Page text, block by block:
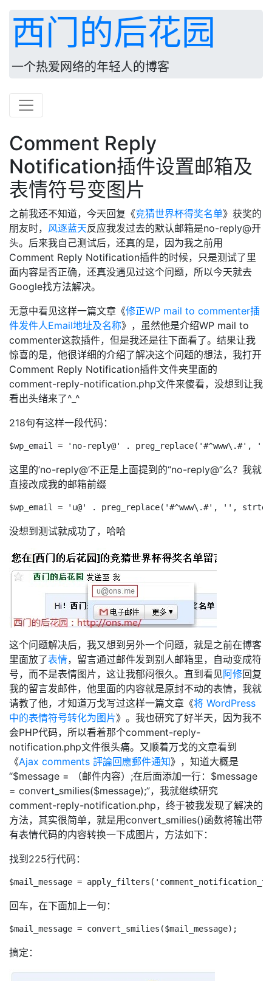
西门的后花园
一个热爱网络的年轻人的博客
Comment Reply
Notification插件设置邮箱及
表情符号变图片
之前我还不知道，今天回复《竞猜世界杯得奖名单》获奖的
朋友时， 风逐蓝天反应我发过去的默认邮箱是no-reply@开
头。后来我自己测试后，还真的是，因为我之前用
Comment Reply Notification插件的时候，只是测试了里
面内容是否正确，还真没遇见过这个问题，所以今天就去
Google找方法解决。
无意中看见这样一篇文章《修正WP mail to commenter插
件发件人Email地址及名称》，虽然他是介绍WP mail to
commenter这款插件，但是我还是往下面看了。结果让我
惊喜的是，他很详细的介绍了解决这个问题的想法，我打开
Comment Reply Notification插件文件夹里面的
comment-reply-notification.php文件来傻看，没想到让我
看出头绪来了^_^
218句有这样一段代码：
这里的’no-reply@’不正是上面提到的“no-reply@”么？我就
直接改成我的邮箱前缀
没想到测试就成功了，哈哈
这个问题解决后，我又想到另外一个问题，就是之前在博客
里面放了表情，留言通过邮件发到别人邮箱里，自动变成符
号，而不是表情图片，这让我郁闷很久。直到看见阿修回复
我的留言发邮件，他里面的内容就是原封不动的表情，我就
请教了他，才知道万戈写过这样一篇文章《将 WordPress
中的表情符号转化为图片》。我也研究了好半天，因为我不
会PHP代码，所以看着那个comment-reply-
notification.php文件很头痛。又顺着万戈的文章看到
《Ajax comments 評論回應郵件通知》，知道大概是
“$message = （邮件内容）;在后面添加一行：$message
= convert_smilies($message);”，我就继续研究
comment-reply-notification.php，终于被我发现了解决的
方法，其实很简单，就是用convert_smilies()函数将输出带
有表情代码的内容转换一下成图片，方法如下：
找到225行代码：
回车，在下面加上一句：
搞定：